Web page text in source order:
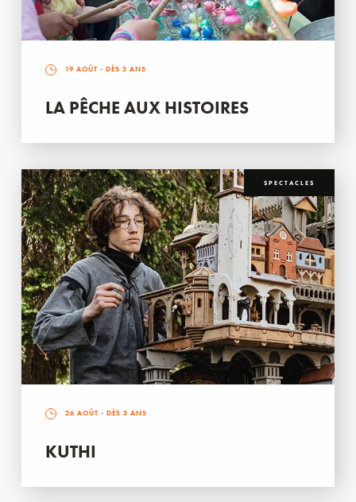
19 AOÛT - DÈS 3 ANS
LA PÊCHE AUX HISTOIRES
SPECTACLES
26 AOÛT - DÈS 3 ANS
KUTHI